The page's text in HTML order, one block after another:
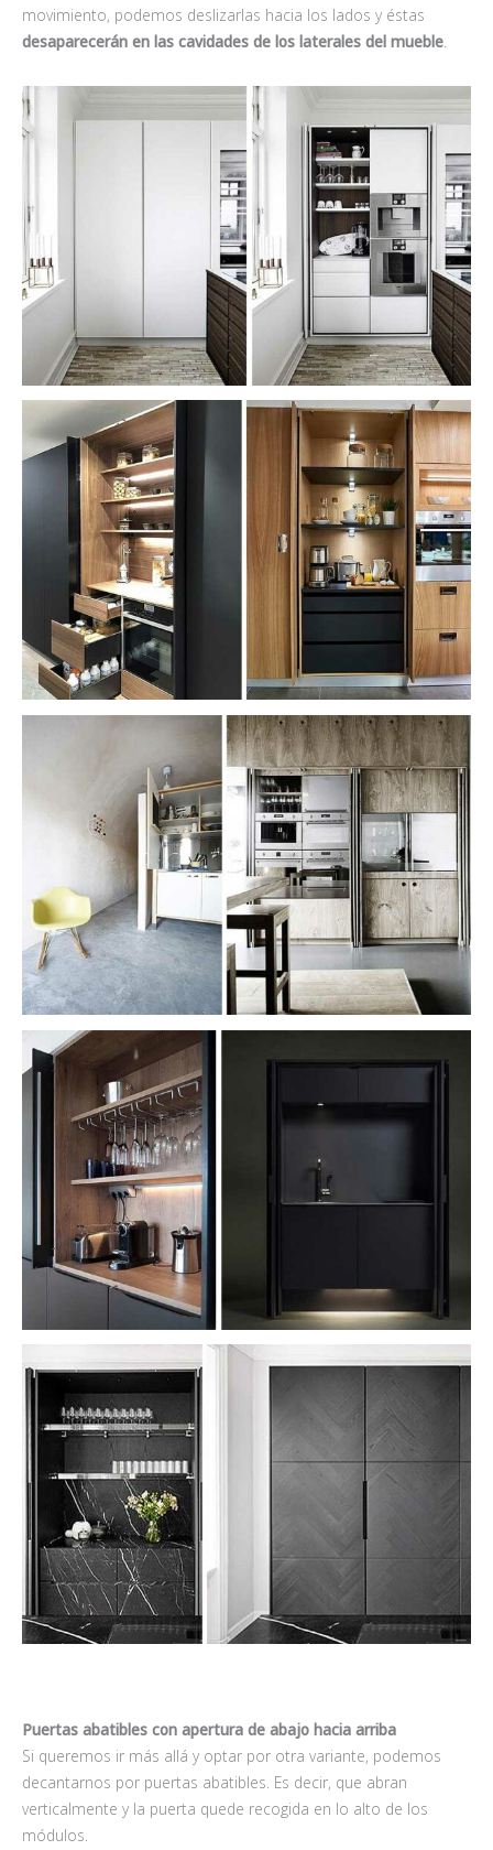
movimiento, podemos deslizarlas hacia los lados y éstas
desaparecerán en las cavidades de los laterales del mueble
Puertas abatibles con apertura de abajo hacia arriba
Si queremos ir más allá y optar por otra variante, podemos
decantarnos por puertas abatibles. Es decir, que abran
verticalmente y la puerta quede recogida en lo alto de los
módulos.